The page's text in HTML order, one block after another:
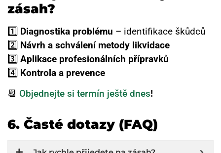
zásah?
1️⃣ Diagnostika problému – identifikace škůdců
2️⃣ Návrh a schválení metody likvidace
3️⃣ Aplikace profesionálních přípravků
4️⃣ Kontrola a prevence
📆 Objednejte si termín ještě dnes!
6. Časté dotazy (FAQ)